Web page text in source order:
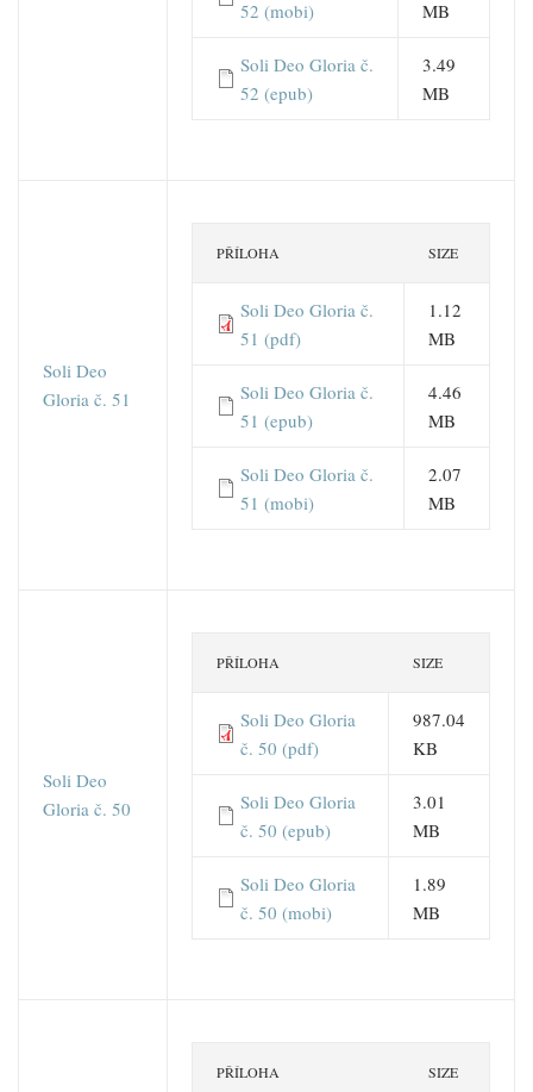
52 (mobi)
MB
Soli Deo Gloria č.
52 (epub)
3.49
MB
Soli Deo
Gloria č. 51
PŘÍLOHA SIZE
Soli Deo Gloria č.
51 (pdf)
1.12
MB
Soli Deo Gloria č.
51 (epub)
4.46
MB
Soli Deo Gloria č.
51 (mobi)
2.07
MB
Soli Deo
Gloria č. 50
PŘÍLOHA SIZE
Soli Deo Gloria
č. 50 (pdf)
987.04
KB
Soli Deo Gloria
č. 50 (epub)
3.01
MB
Soli Deo Gloria
č. 50 (mobi)
1.89
MB
PŘÍLOHA SIZE